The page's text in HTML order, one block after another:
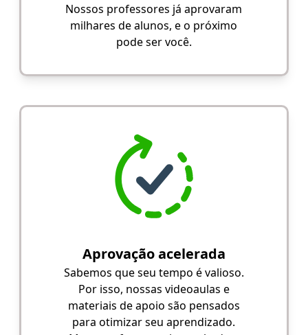
Nossos professores já aprovaram
milhares de alunos, e o próximo
pode ser você.
Aprovação acelerada
Sabemos que seu tempo é valioso.
Por isso, nossas videoaulas e
materiais de apoio são pensados
para otimizar seu aprendizado.